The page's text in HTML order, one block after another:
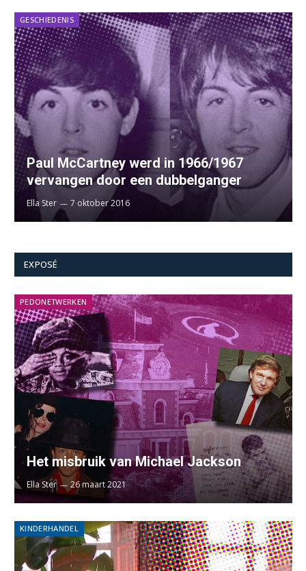
GESCHIEDENIS
Paul McCartney werd in 1966/1967
vervangen door een dubbelganger
Ella Ster 7 oktober 2016
EXPOSÉ
PEDONETWERKEN
Het misbruik van Michael Jackson
Ella Ster 26 maart 2021
KINDERHANDEL